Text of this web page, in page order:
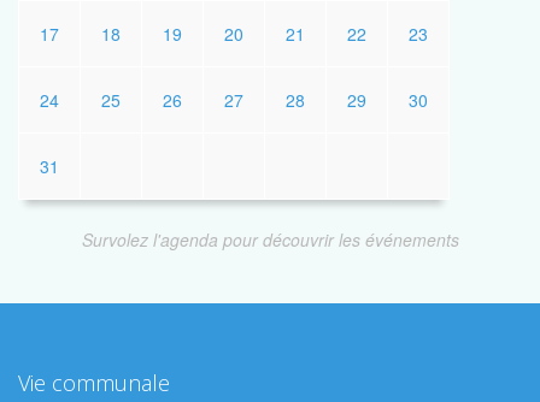
17 18 19 20 21 22 23
24 25 26 27 28 29 30
31
Survolez l'agenda pour découvrir les événements
Vie communale